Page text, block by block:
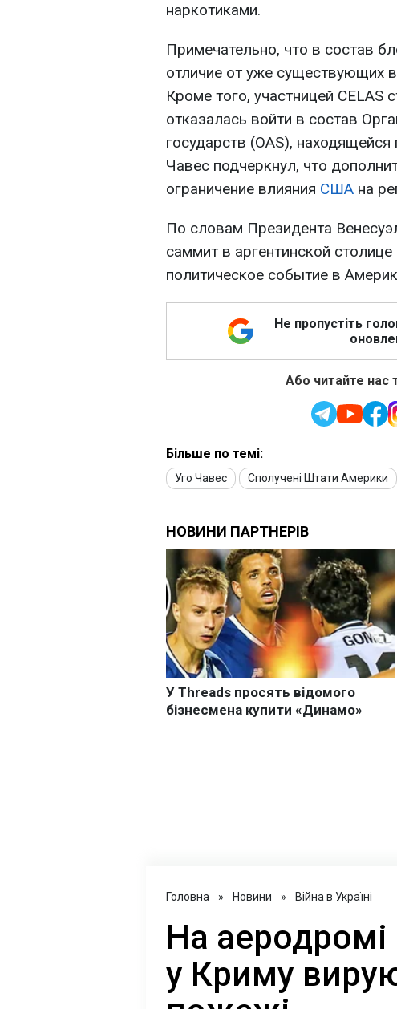
наркотиками.
Примечательно, что в состав
отличие от уже существующих
Кроме того, участницей CELAS
отказалась войти в состав
государств (OAS),
Чавес подчеркнул, что
ограничение влияния США на
По словам Президента
саммит в аргентинской
политическое событие в
Не пропустіть
Або читайте нас
Більше по темі:
Уго Чавес Сполучені Штати Америки
Головна » Новини » Війна в Україні
На аеродромі
у Криму